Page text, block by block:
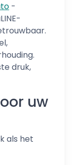
-
druk,
uw
als het